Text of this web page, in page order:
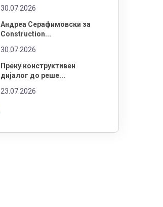
30.07.2026
Андреа Серафимовски за
Construction...
30.07.2026
Преку конструктивен
дијалог до реше...
23.07.2026